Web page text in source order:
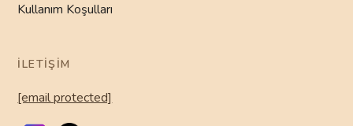
Kullanım Koşulları
İLETIŞIM
[email protected]